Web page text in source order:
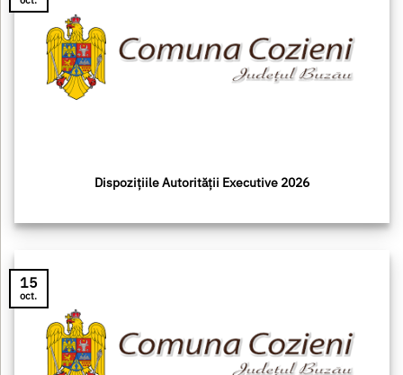
Dispozițiile Autorității Executive 2026
15
oct.